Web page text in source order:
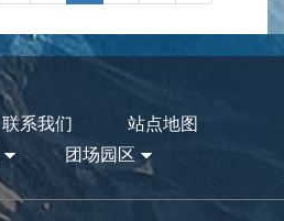
联系我们
站点地图
团场园区